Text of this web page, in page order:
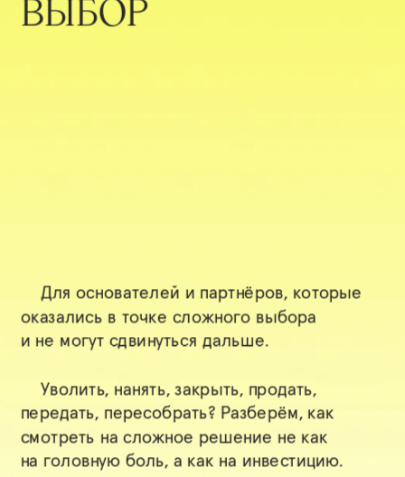
ВЫБОР
оказались в точке сложного выбора
и не могут сдвинуться дальше.
передать, пересобрать? Разберём, как
смотреть на сложное решение не как
на головную боль, а как на инвестицию.